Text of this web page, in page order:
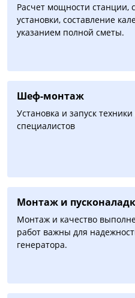
Расчет мощности станции,
установки, составление
указанием полной сметы.
Шеф-монтаж
Установка и запуск
специалистов
Монтаж и
Монтаж и качество
работ важны для
генератора.